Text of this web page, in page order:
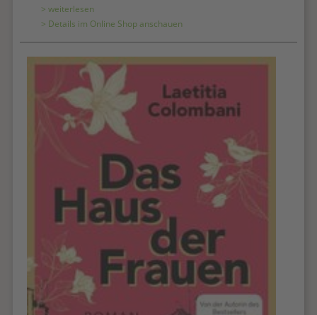
> weiterlesen
> Details im Online Shop anschauen